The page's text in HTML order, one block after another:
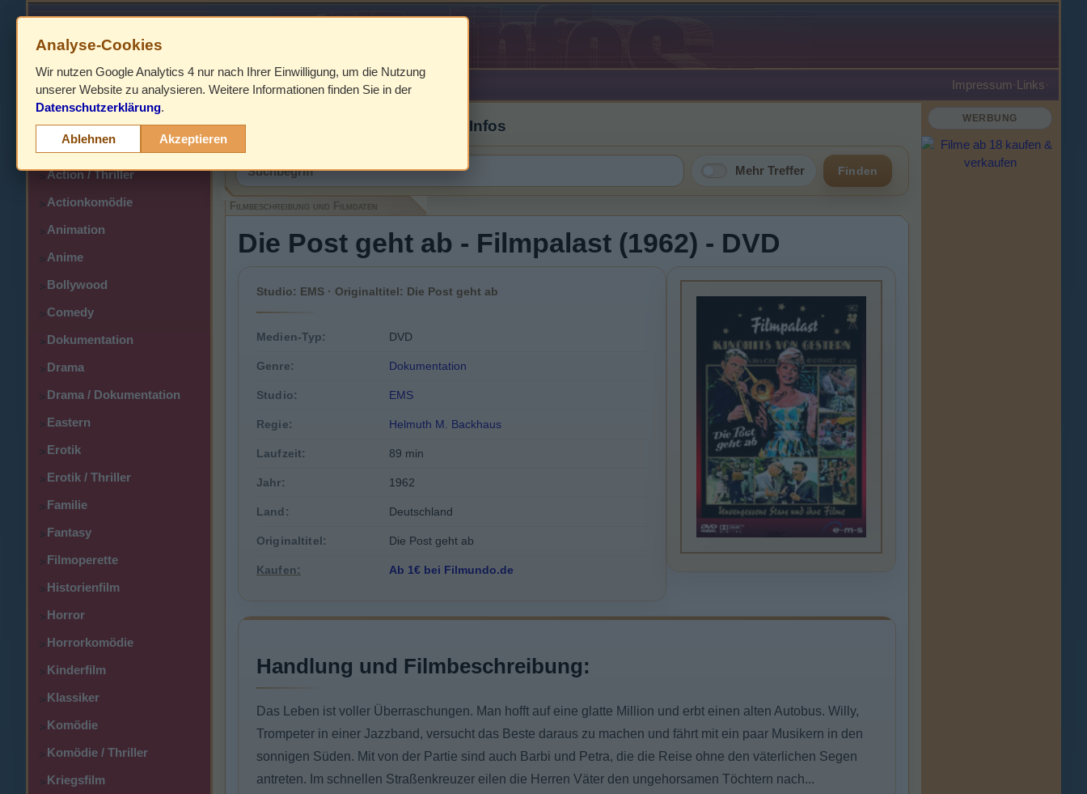
HOME Impressum ·Links·
>
> Action
>Action / Thriller
>Actionkomödie
>Animation
>Anime
>Bollywood
>Comedy
>Dokumentation
>Drama
>Drama / Dokumentation
>Eastern
>Erotik
>Erotik / Thriller
>Familie
>Fantasy
>Filmoperette
>Historienfilm
>Horror
>Horrorkomödie
>Kinderfilm
>Klassiker
>Komödie
>Komödie / Thriller
>Kriegsfilm
Filmbeschreibung, Cover & DVD Infos
Mehr Treffer Finden
Filmbeschreibung und Filmdaten
Die Post geht ab - Filmpalast (1962) - DVD
Studio: EMS · Originaltitel: Die Post geht ab
Medien-Typ: DVD
Genre: Dokumentation
Studio: EMS
Regie: Helmuth M. Backhaus
Laufzeit: 89 min
Jahr: 1962
Land: Deutschland
Originaltitel: Die Post geht ab
Kaufen: Ab 1€ bei Filmundo.de
Handlung und Filmbeschreibung:
Das Leben ist voller Überraschungen. Man hofft auf eine glatte Million und erbt einen alten Autobus. Willy,
Trompeter in einer Jazzband, versucht das Beste daraus zu machen und fährt mit ein paar Musikern in den
sonnigen Süden. Mit von der Partie sind auch Barbi und Petra, die die Reise ohne den väterlichen Segen
antreten. Im schnellen Straßenkreuzer eilen die Herren Väter den ungehorsamen Töchtern nach...
WERBUNG
Analyse-Cookies
Wir nutzen Google Analytics 4 nur nach Ihrer Einwilligung, um die Nutzung
unserer Website zu analysieren. Weitere Informationen finden Sie in der
Datenschutzerklärung.
Ablehnen Akzeptieren